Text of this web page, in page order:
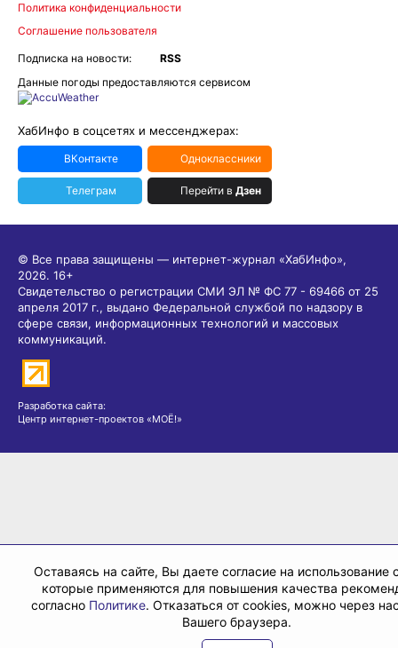
Политика конфиденциальности
Соглашение пользователя
Подписка на новости:
RSS
Данные погоды предоставляются сервисом
ХабИнфо в соцсетях и мессенджерах:
ВКонтакте Одноклассники
Телеграм Перейти в Дзен
© Все права защищены — интернет-журнал «ХабИнфо»,
2026. 16+
Свидетельство о регистрации СМИ ЭЛ № ФС 77 - 69466 от 25
апреля 2017 г., выдано Федеральной службой по надзору в
сфере связи, информационных технологий и массовых
коммуникаций.
Разработка сайта:
Центр интернет-проектов «МОЁ!»
Оставаясь на сайте, Вы даете согласие на использование
которые применяются для повышения качества
согласно Политике. Отказаться от cookies, можно через
Вашего браузера.